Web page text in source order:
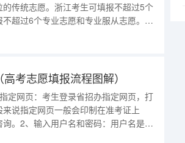
传统志愿。浙江考生可填报不超过5个
超过6个专业志愿和专业服从志愿。不
考志愿填报设置：2023浙江高考志愿
考志愿填报流程图解）
定网页：考生登录省招办指定网页，打
说指定网页一般会印制在准考证上
。2、输入用户名和密码：用户名是考
一次登录网上填报志愿系统要输入初